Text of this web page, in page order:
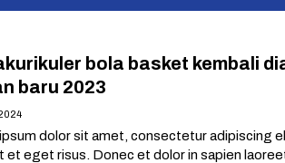
bola basket kembali
baru 2023
dolor sit amet, consectetur adipiscing
et eget risus. Donec et dolor in sapien